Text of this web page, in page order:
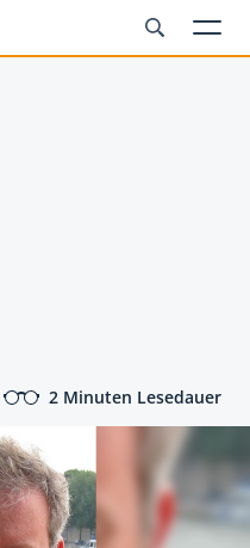
2 Minuten Lesedauer